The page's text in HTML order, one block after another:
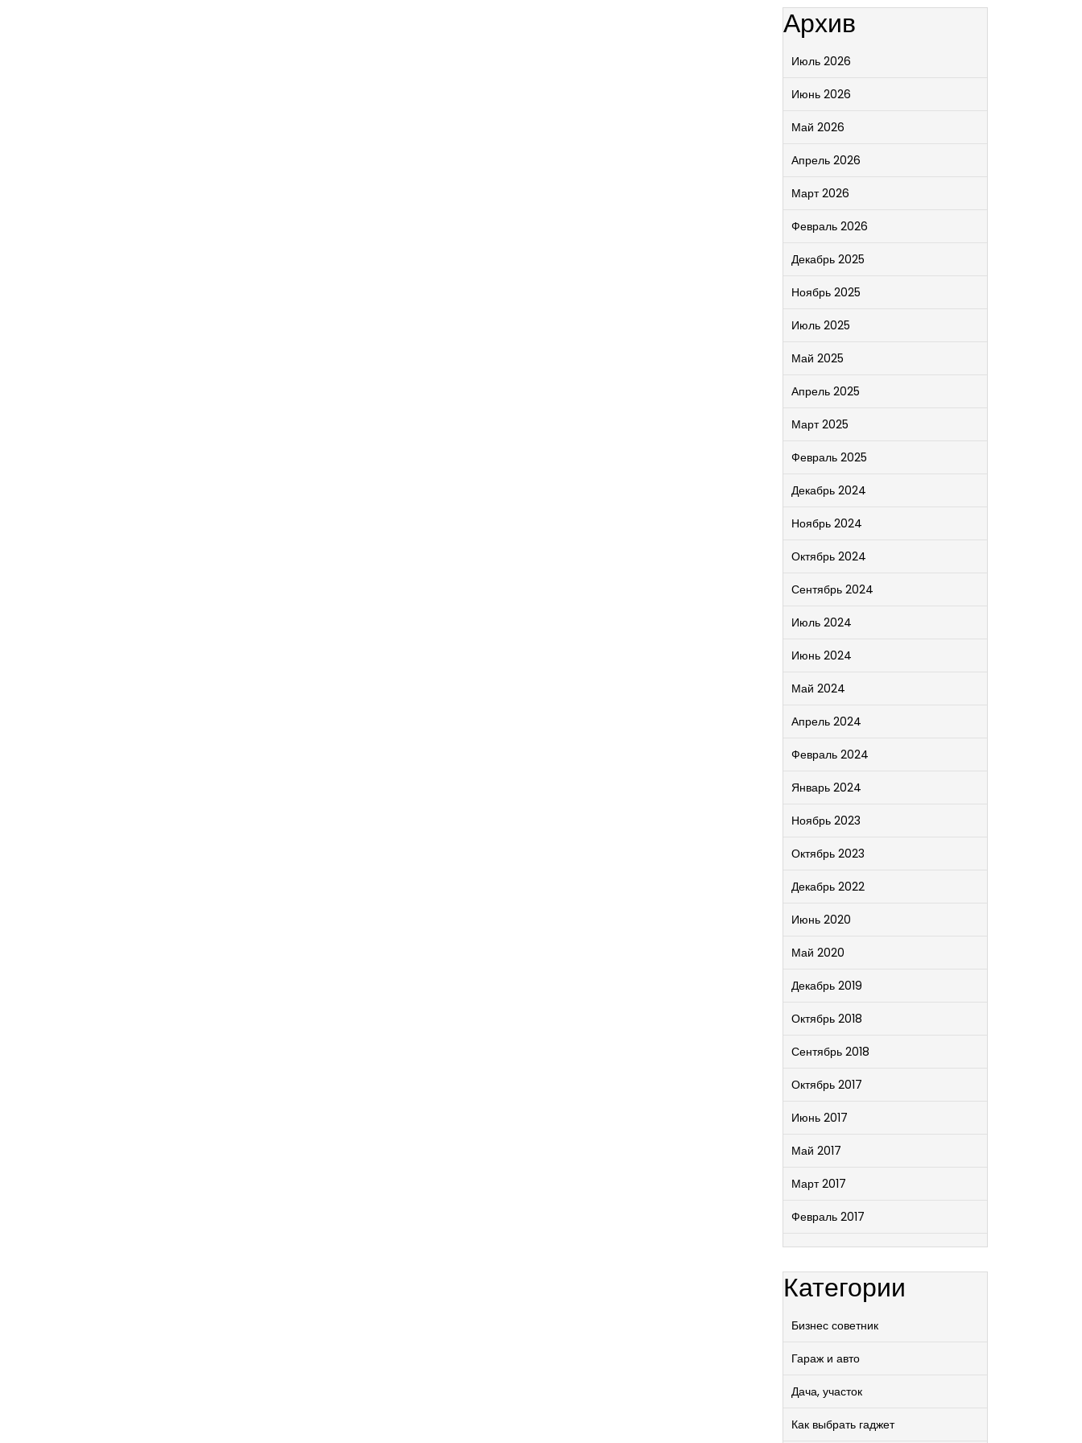
Архив
Июль 2026
Июнь 2026
Май 2026
Апрель 2026
Март 2026
Февраль 2026
Декабрь 2025
Ноябрь 2025
Июль 2025
Май 2025
Апрель 2025
Март 2025
Февраль 2025
Декабрь 2024
Ноябрь 2024
Октябрь 2024
Сентябрь 2024
Июль 2024
Июнь 2024
Май 2024
Апрель 2024
Февраль 2024
Январь 2024
Ноябрь 2023
Октябрь 2023
Декабрь 2022
Июнь 2020
Май 2020
Декабрь 2019
Октябрь 2018
Сентябрь 2018
Октябрь 2017
Июнь 2017
Май 2017
Март 2017
Февраль 2017
Категории
Бизнес советник
Гараж и авто
Дача, участок
Как выбрать гаджет